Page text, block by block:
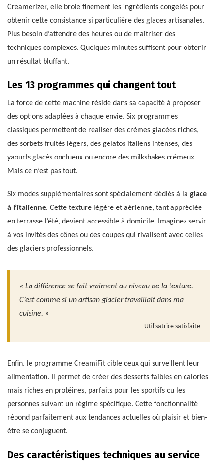
Creamerizer, elle broie finement les ingrédients congelés pour
obtenir cette consistance si particulière des glaces artisanales.
Plus besoin d’attendre des heures ou de maîtriser des
techniques complexes. Quelques minutes suffisent pour obtenir
un résultat bluffant.
Les 13 programmes qui changent tout
La force de cette machine réside dans sa capacité à proposer
des options adaptées à chaque envie. Six programmes
classiques permettent de réaliser des crèmes glacées riches,
des sorbets fruités légers, des gelatos italiens intenses, des
yaourts glacés onctueux ou encore des milkshakes crémeux.
Mais ce n’est pas tout.
Six modes supplémentaires sont spécialement dédiés à la glace
à l’italienne. Cette texture légère et aérienne, tant appréciée
en terrasse l’été, devient accessible à domicile. Imaginez servir
à vos invités des cônes ou des coupes qui rivalisent avec celles
des glaciers professionnels.
« La différence se fait vraiment au niveau de la texture.
C’est comme si un artisan glacier travaillait dans ma
cuisine. »
— Utilisatrice satisfaite
Enfin, le programme CreamiFit cible ceux qui surveillent leur
alimentation. Il permet de créer des desserts faibles en calories
mais riches en protéines, parfaits pour les sportifs ou les
personnes suivant un régime spécifique. Cette fonctionnalité
répond parfaitement aux tendances actuelles où plaisir et bien-
être se conjuguent.
Des caractéristiques techniques au service